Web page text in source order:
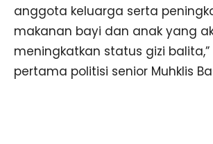
anggota keluarga serta
makanan bayi dan anak yang
meningkatkan status gizi
pertama politisi senior Muhklis